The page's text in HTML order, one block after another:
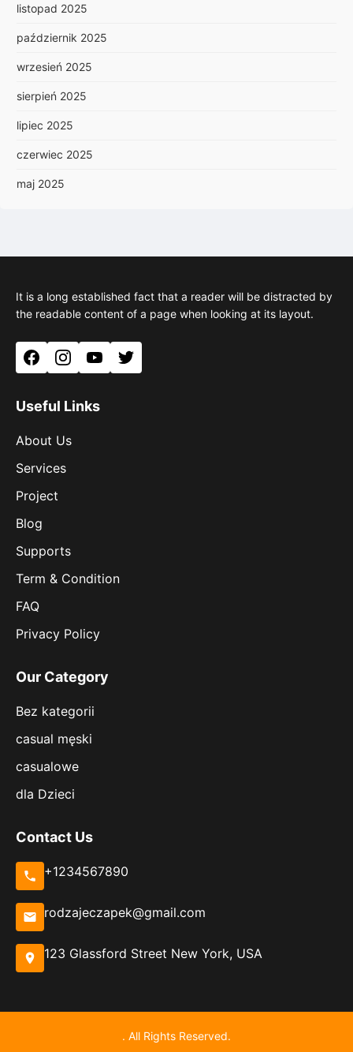
listopad 2025
październik 2025
wrzesień 2025
sierpień 2025
lipiec 2025
czerwiec 2025
maj 2025
It is a long established fact that a reader will be distracted by
the readable content of a page when looking at its layout.
FacebookInstagramYouTubeTwitter
Useful Links
About Us
Services
Project
Blog
Supports
Term & Condition
FAQ
Privacy Policy
Our Category
Bez kategorii
casual męski
casualowe
dla Dzieci
Contact Us
+1234567890
rodzajeczapek@gmail.com
123 Glassford Street New York, USA
. All Rights Reserved.